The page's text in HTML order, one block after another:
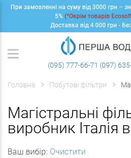
При замовленні на суму від 3000 грн –
5% (*Окрім товарів
Доставка від 4 000 грн -
(095) 777-66-71 (097)
Головна Побутові фільтри
Магістральні
виробник Італія
Ваш вибір: Очистити